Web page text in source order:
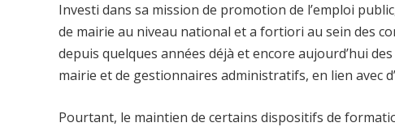
Investi dans sa mission de promotion de l’emploi
de mairie au niveau national et a fortiori au sein des
depuis quelques années déjà et encore aujourd’hui
mairie et de gestionnaires administratifs, en lien avec
Pourtant, le maintien de certains dispositifs de